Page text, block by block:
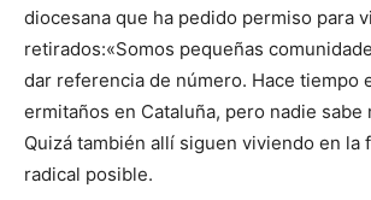
diocesana que ha pedido permiso para
retirados:«Somos pequeñas
dar referencia de número. Hace tiempo
ermitaños en Cataluña, pero nadie sabe
Quizá también allí siguen viviendo en la
radical posible.